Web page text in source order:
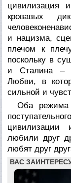
цивилизация
кровавых
и нацизма,
плечом к
поскольку в
и Сталина –
Любви, в
сильной и
Оба режима
цивилизации
любили друг
любят друг